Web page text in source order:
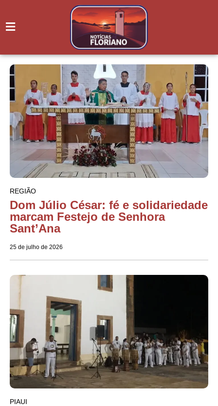
REGIÃO
Dom Júlio César: fé e solidariedade
marcam Festejo de Senhora
Sant’Ana
25 de julho de 2026
PIAUI